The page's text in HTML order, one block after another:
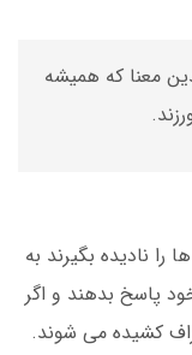
معنا که همیشه
را نادیده بگیرند به
پاسخ بدهند و اگر
کشیده می شوند.